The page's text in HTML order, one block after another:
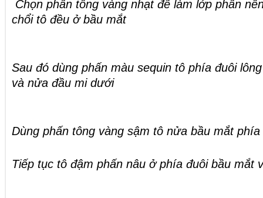
Chọn phấn tông vàng nhạt để làm lớp phấn
chổi tô đều ở bầu mắt
Sau đó dùng phấn màu sequin tô phía đuôi
và nửa đầu mi dưới
Dùng phấn tông vàng sậm tô nửa bầu mắt
Tiếp tục tô đậm phấn nâu ở phía đuôi bầu mắt